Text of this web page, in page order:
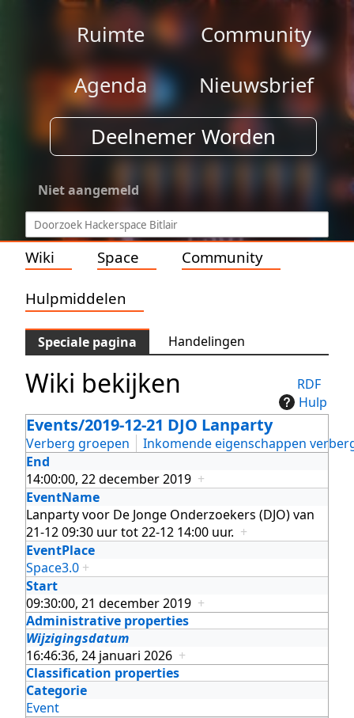
Ruimte
Community
Agenda
Nieuwsbrief
Deelnemer Worden
Niet aangemeld
Wiki Space Community
Hulpmiddelen
Speciale pagina Handelingen
RDF
Hulp
Wiki bekijken
Events/2019-12-21 DJO Lanparty
Verberg groepen
Inkomende eigenschappen
End
14:00:00, 22 december 2019 +
EventName
Lanparty voor De Jonge Onderzoekers (DJO) van
21-12 09:30 uur tot 22-12 14:00 uur. +
EventPlace
Space3.0 +
Start
09:30:00, 21 december 2019 +
Administrative properties
Wijzigingsdatum
16:46:36, 24 januari 2026 +
Classification properties
Categorie
Event